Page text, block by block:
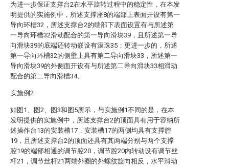
为进一步保证支撑台2在水平旋转过程中的稳定性，在本发
明提供的实施例中，所述支撑座8的端部上表面开设有第一
导向环槽32，所述支撑台2的端部下表面设置有与所述第
一导向环槽32滑动配合的第一导向滑块39，且所述第一导
向滑块39的底端还转动嵌设有滚珠35；更进一步的，所述
第一导向环槽32的侧壁上具有第二导向滑块33，所述第一
导向滑块39的外侧面开设有与所述第二导向滑块33相滑动
配合的第二导向滑槽34。
实施例2
如图1、图2、图3和图5所示，与实施例1不同的是，在本
发明提供的实施例中，所述支撑台2的顶面具有用于容纳所
述操作台13的安装槽17，安装槽17的两侧均具有支撑腔
19，且所述支撑台2的顶面还具有其两端分别与两个支撑
腔19的端部相通的调节腔20，调节腔20内转动设有调节丝
杆21，调节丝杆21两端外圈的外螺纹旋向相反，水平滑动